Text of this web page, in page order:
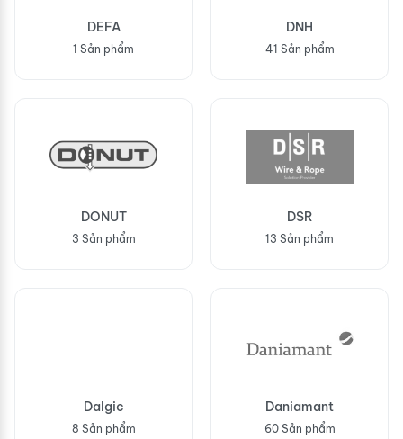
DEFA
1 Sản phẩm
DNH
41 Sản phẩm
DONUT
3 Sản phẩm
DSR
13 Sản phẩm
Dalgic
8 Sản phẩm
Daniamant
60 Sản phẩm